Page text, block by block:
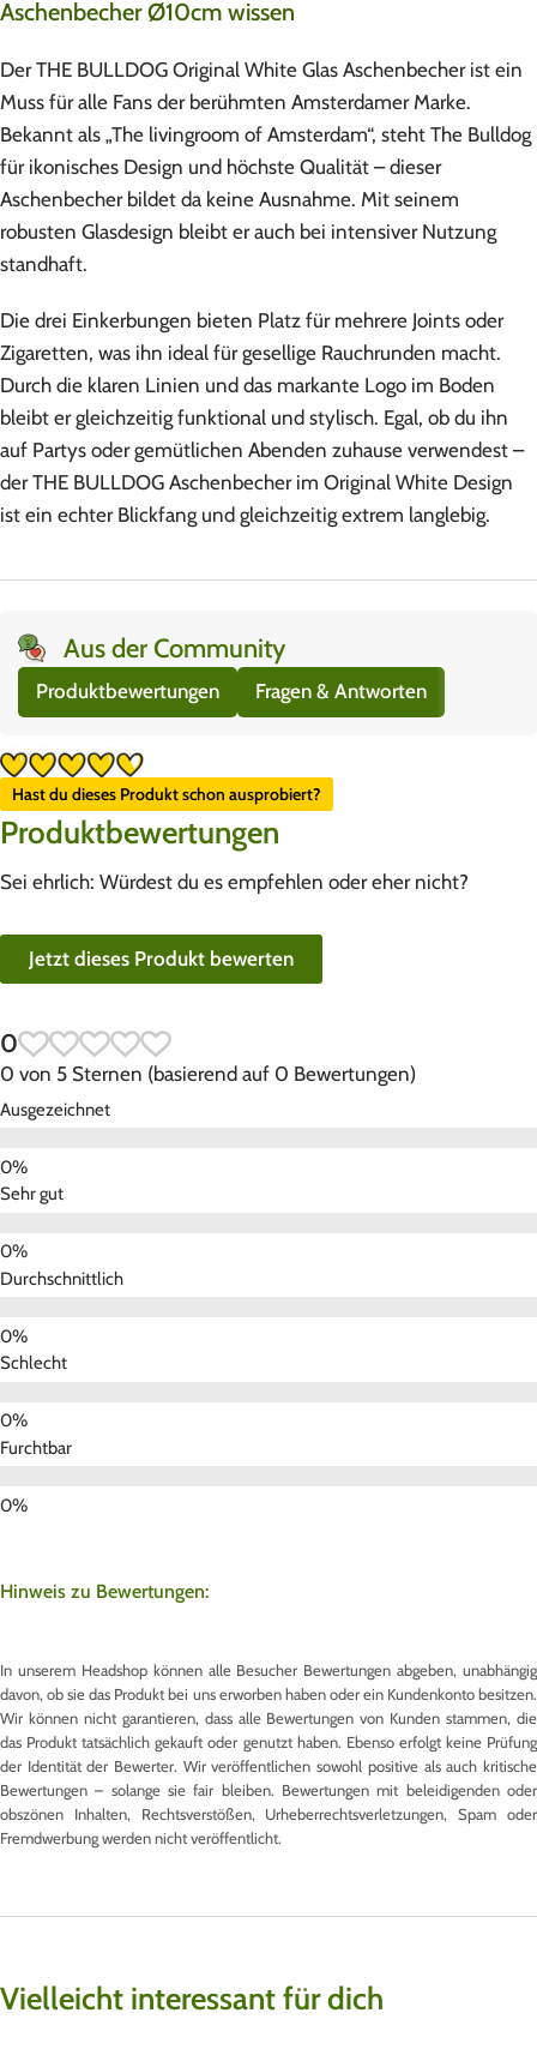
Aschenbecher Ø10cm wissen
Der THE BULLDOG Original White Glas Aschenbecher ist ein
Muss für alle Fans der berühmten Amsterdamer Marke.
Bekannt als „The livingroom of Amsterdam“, steht The Bulldog
für ikonisches Design und höchste Qualität – dieser
Aschenbecher bildet da keine Ausnahme. Mit seinem
robusten Glasdesign bleibt er auch bei intensiver Nutzung
standhaft.
Die drei Einkerbungen bieten Platz für mehrere Joints oder
Zigaretten, was ihn ideal für gesellige Rauchrunden macht.
Durch die klaren Linien und das markante Logo im Boden
bleibt er gleichzeitig funktional und stylisch. Egal, ob du ihn
auf Partys oder gemütlichen Abenden zuhause verwendest –
der THE BULLDOG Aschenbecher im Original White Design
ist ein echter Blickfang und gleichzeitig extrem langlebig.
Aus der Community
Produktbewertungen Fragen & Antworten
Hast du dieses Produkt schon ausprobiert?
Produktbewertungen
Sei ehrlich: Würdest du es empfehlen oder eher nicht?
Jetzt dieses Produkt bewerten
0
0 von 5 Sternen (basierend auf 0 Bewertungen)
Ausgezeichnet
Sehr gut
Durchschnittlich
Schlecht
Furchtbar
Hinweis zu Bewertungen:
In unserem Headshop können alle Besucher Bewertungen abgeben, unabhängig
davon, ob sie das Produkt bei uns erworben haben oder ein Kundenkonto besitzen.
Wir können nicht garantieren, dass alle Bewertungen von Kunden stammen, die
das Produkt tatsächlich gekauft oder genutzt haben. Ebenso erfolgt keine Prüfung
der Identität der Bewerter. Wir veröffentlichen sowohl positive als auch kritische
Bewertungen – solange sie fair bleiben. Bewertungen mit beleidigenden oder
obszönen Inhalten, Rechtsverstößen, Urheberrechtsverletzungen, Spam oder
Fremdwerbung werden nicht veröffentlicht.
Vielleicht interessant für dich